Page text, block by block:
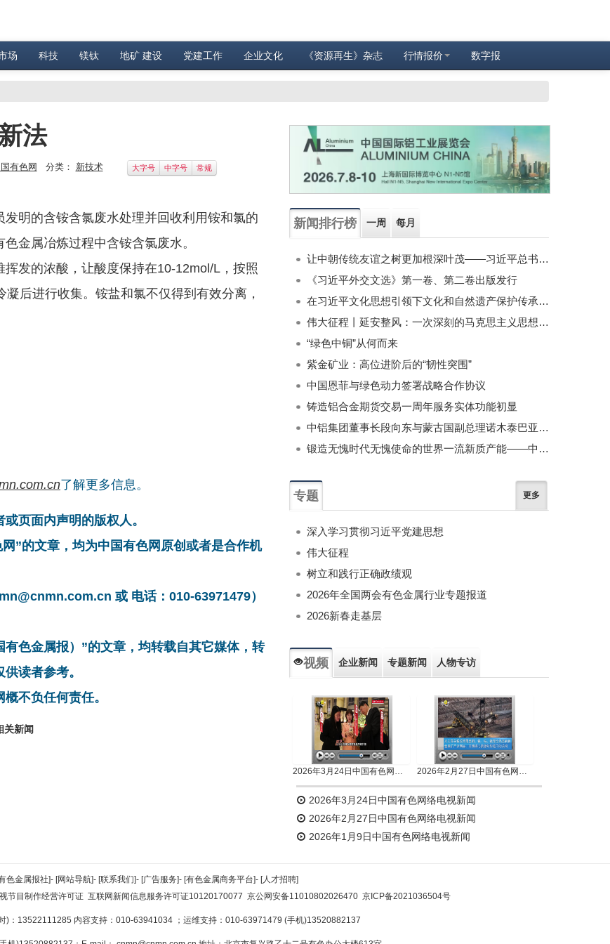
场 科技 镁钛 地矿 建设 党建工作 企业文化 《资源再生》杂志 行情报价 数字报
法
有色网 分类： 新技术 大字号 中字号 常规
明的含铵含氯废水处理并回收利用铵和氯的
金属冶炼过程中含铵含氯废水。
发的浓酸，让酸度保持在10-12mol/L，按照
后进行收集。铵盐和氯不仅得到有效分离，
了解更多信息。
页面内声明的版权人。
”的文章，均为中国有色网原创或者是合作机
或 电话：010-63971479）
色金属报）”的文章，均转载自其它媒体，转
读者参考。
不负任何责任。
关新闻
新闻排行榜 一周 每月
让中朝传统友谊之树更加根深叶茂——习近平总书记对朝鲜进行国事访问纪实
《习近平外交文选》第一卷、第二卷出版发行
在习近平文化思想引领下文化和自然遗产保护传承利用工作开创新局面
伟大征程丨延安整风：一次深刻的马克思主义思想教育运动
“绿色中铜”从何而来
紫金矿业：高位进阶后的“韧性突围”
中国恩菲与绿色动力签署战略合作协议
铸造铝合金期货交易一周年服务实体功能初显
中铝集团董事长段向东与蒙古国副总理诺木泰巴亚尔举行会谈
锻造无愧时代无愧使命的世界一流新质产能——中国有色金属工业的战略应对与破局之道（二）
专题 更多
深入学习贯彻习近平党建思想
伟大征程
树立和践行正确政绩观
2026年全国两会有色金属行业专题报道
2026新春走基层
视频 企业新闻 专题新闻 人物专访
2026年3月24日中国有色网络电视新闻 2026年2月27日中国有色网络电视新闻
2026年3月24日中国有色网络电视新闻
2026年2月27日中国有色网络电视新闻
2026年1月9日中国有色网络电视新闻
色金属报社]- [网站导航]- [联系我们]- [广告服务]- [有色金属商务平台]- [人才招聘]
节目制作经营许可证 互联网新闻信息服务许可证10120170077 京公网安备11010802026470 京ICP备2021036504号
)：13522111285 内容支持：010-63941034 ；运维支持：010-63971479 (手机)13520882137